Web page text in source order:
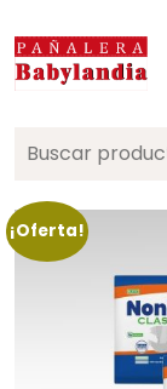
Search
for:
¡Oferta!